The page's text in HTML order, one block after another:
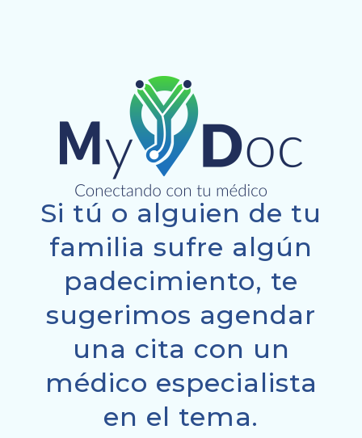
Si tú o alguien de tu
familia sufre algún
padecimiento, te
sugerimos agendar
una cita con un
médico especialista
en el tema.